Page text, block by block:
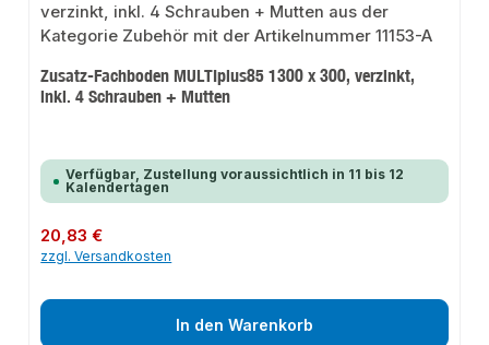
Zusatz-Fachboden MULTIplus85 1300 x 300, verzinkt,
inkl. 4 Schrauben + Mutten
Verfügbar, Zustellung voraussichtlich in 11 bis 12
Kalendertagen
Regulärer Preis:
20,83 €
zzgl. Versandkosten
In den Warenkorb